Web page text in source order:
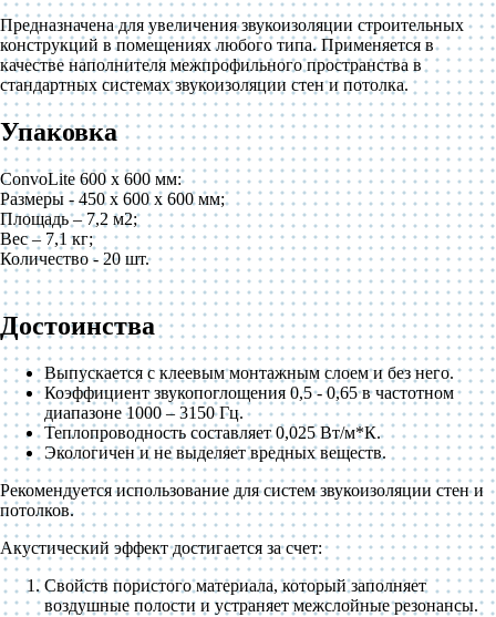
Предназначена для увеличения звукоизоляции строительных
конструкций в помещениях любого типа. Применяется в
качестве наполнителя межпрофильного пространства в
стандартных системах звукоизоляции стен и потолка.
Упаковка
ConvoLite 600 х 600 мм:
Размеры - 450 х 600 х 600 мм;
Площадь – 7,2 м2;
Вес – 7,1 кг;
Количество - 20 шт.
Достоинства
Выпускается с клеевым монтажным слоем и без него.
Коэффициент звукопоглощения 0,5 - 0,65 в частотном
диапазоне 1000 – 3150 Гц.
Теплопроводность составляет 0,025 Вт/м*К.
Экологичен и не выделяет вредных веществ.
Рекомендуется использование для систем звукоизоляции стен и
потолков.
Акустический эффект достигается за счет:
Свойств пористого материала, который заполняет
воздушные полости и устраняет межслойные резонансы.